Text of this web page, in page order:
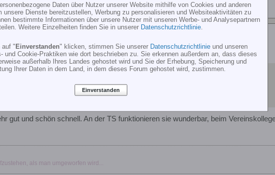
esp !!?
(schwächer aber schneller als das 610). MG haben beide.
an der TS eines 550er E-Raptors mit beast. Funzt gut.
gut und schön schnell. An der TS funktionieren sie wunderbar, beim
als man umgeworfen wird...
Daten über Nutzer unserer Website mithilfe von Cookies und anderen
unsere Dienste bereitzustellen, Werbung zu personalisieren und Websiteaktivitäten zu
bestimmte Informationen über unsere Nutzer mit unseren Werbe- und Analysepartnern
Weitere Einzelheiten finden Sie in unserer Datenschutzrichtlinie
auf "Einverstanden" klicken, stimmen Sie unserer Datenschutzrichtlinie und unseren
und Cookie-Praktiken wie dort beschrieben zu. Sie erkennen außerdem an, dass dieses
außerhalb Ihres Landes gehostet wird und Sie der Erhebung, Speicherung und
Ihrer Daten in dem Land, in dem dieses Forum gehostet wird, zustimmen.
Einverstanden